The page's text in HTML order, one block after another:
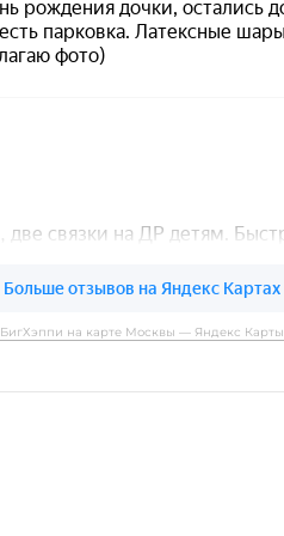
БигХэппи на карте Москвы — Яндекс Карты